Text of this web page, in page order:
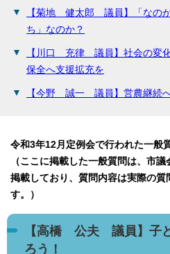
【菊地 健太郎 議員】「なの
ち」なのか？
【川口 充律 議員】社会の変
保全へ支援拡充を
【今野 誠一 議員】営農継続
令和3年12月定例会で行われた一般
（ここに掲載した一般質問は、市
掲載しており、質問内容は実際の
す。）
【高橋 公夫 議員】子
ろう！